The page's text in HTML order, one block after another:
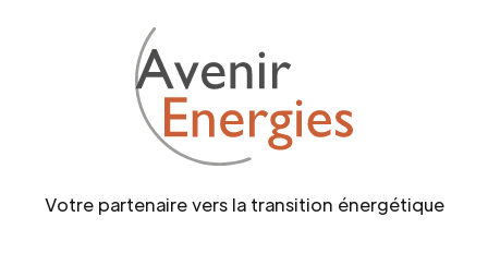
Votre partenaire vers la transition énergétique